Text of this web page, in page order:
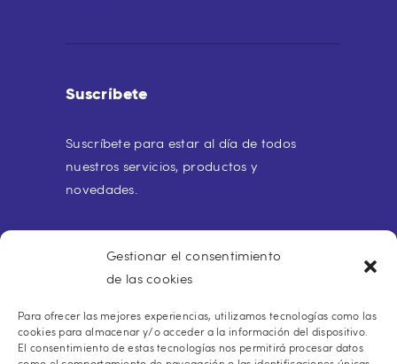
Gestionar el consentimiento
de las cookies
Para ofrecer las mejores experiencias, utilizamos tecnologías como las
cookies para almacenar y/o acceder a la información del dispositivo.
El consentimiento de estas tecnologías nos permitirá procesar datos
Suscríbete
Suscríbete para estar al día de todos
nuestros servicios, productos y
novedades.
Buscar: